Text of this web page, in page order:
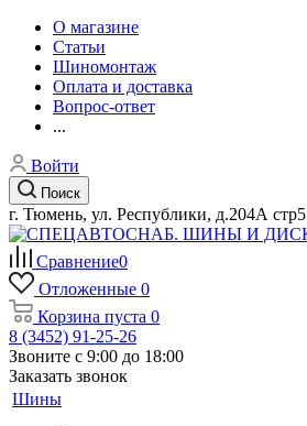
О магазине
Статьи
Шиномонтаж
Оплата и доставка
Вопрос-ответ
...
Войти
Поиск
г. Тюмень, ул. Республики, д.204А стр5
Сравнение0
Отложенные 0
Корзина пуста 0
8 (3452) 91-25-26
Звоните с 9:00 до 18:00
Заказать звонок
Шины